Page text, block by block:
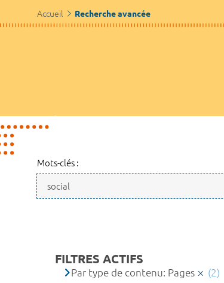
Accueil Recherche avancée
Mots-clés :
FILTRES ACTIFS
Par type de contenu: Pages
(2)